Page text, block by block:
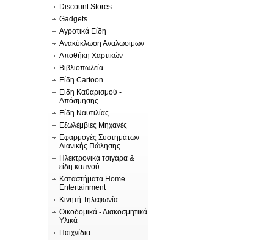
Discount Stores
Gadgets
Αγροτικά Είδη
Ανακύκλωση Αναλωσίμων
Αποθήκη Χαρτικών
Βιβλιοπωλεία
Είδη Cartoon
Είδη Καθαρισμού -
Απόσμησης
Είδη Ναυτιλίας
Εξωλέμβιες Μηχανές
Εφαρμογές Συστημάτων
Λιανικής Πώλησης
Ηλεκτρονικά τσιγάρα &
είδη καπνού
Καταστήματα Home
Entertainment
Κινητή Τηλεφωνία
Οικοδομικά - Διακοσμητικά
Υλικά
Παιχνίδια